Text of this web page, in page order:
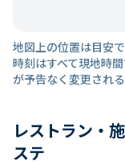
地図上の位置は目安で
時刻はすべて現地時
が予告なく変更され
レストラン・
ステ